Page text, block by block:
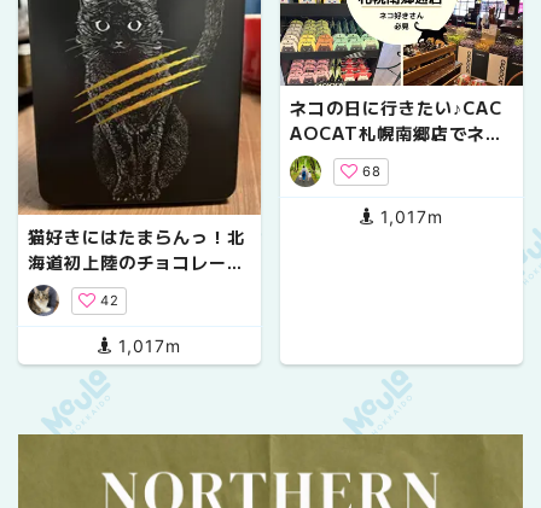
猫好きにはたまらんっ！北
海道初上陸のチョコレート
専門店CACAOCAT
42
1,017m
ネコの日に行きたい♪CAC
AOCAT札幌南郷店でネコ
づくし
68
1,017m